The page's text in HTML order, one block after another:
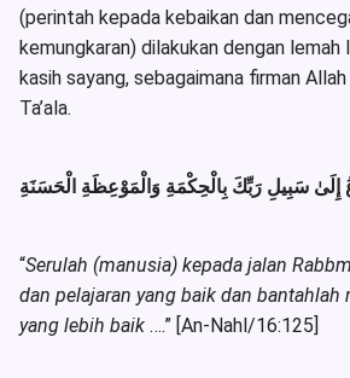
(perintah kepada kebaikan dan
kemungkaran) dilakukan dengan
kasih sayang, sebagaimana firman
Ta’ala.
إِلَىٰ سَبِيلِ رَبِّكَ بِالْحِكْمَةِ وَالْمَوْعِظَةِ الْحَسَنَةِ
“Serulah (manusia) kepada jalan
dan pelajaran yang baik dan bantahlah
yang lebih baik ….” [An-Nahl/16:125]